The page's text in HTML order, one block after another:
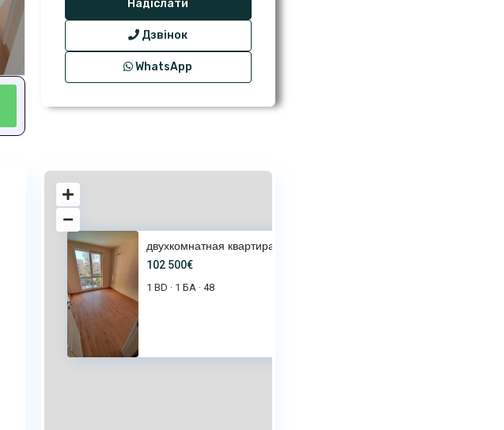
Дзвінок
WhatsApp
102 500€
двухкомнатная квартира с видом
102 500€
1 BD · 1 БА · 48